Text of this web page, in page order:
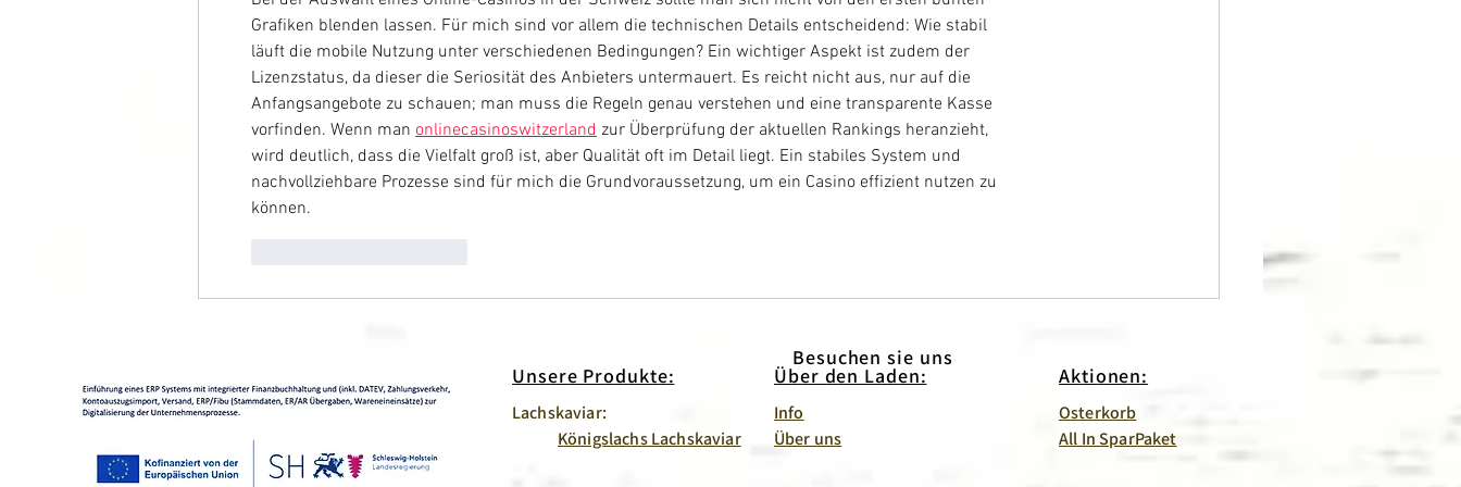
Grafiken blenden lassen. Für mich sind vor allem die technischen Details entscheidend: Wie stabil
läuft die mobile Nutzung unter verschiedenen Bedingungen? Ein wichtiger Aspekt ist zudem der
Lizenzstatus, da dieser die Seriosität des Anbieters untermauert. Es reicht nicht aus, nur auf die
Anfangsangebote zu schauen; man muss die Regeln genau verstehen und eine transparente Kasse
vorfinden. Wenn man onlinecasinoswitzerland zur Überprüfung der aktuellen Rankings heranzieht,
wird deutlich, dass die Vielfalt groß ist, aber Qualität oft im Detail liegt. Ein stabiles System und
nachvollziehbare Prozesse sind für mich die Grundvoraussetzung, um ein Casino effizient nutzen zu
können.
Besuchen sie uns
Unsere Produkte: Über den Laden:
Lachskaviar:
Info
Über uns
Aktionen:
Osterkorb
All In SparPaket
Königslachs Lachskaviar